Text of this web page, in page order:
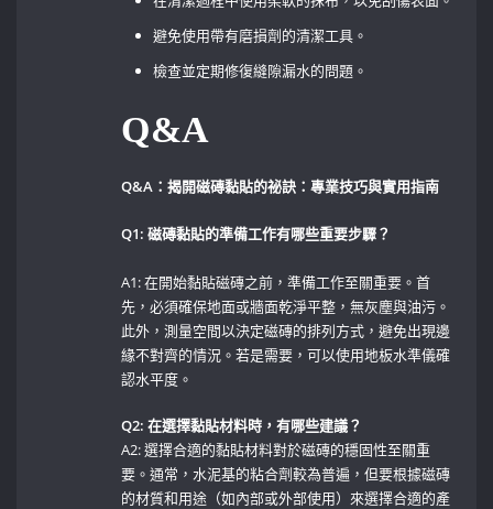
避免使用帶有磨損劑的清潔工具。
檢查並定期修復縫隙漏水的問題。
Q&A
Q&A：揭開磁磚黏貼的祕訣：專業技巧與實用指南
Q1: 磁磚黏貼的準備工作有哪些重要步驟？
A1: 在開始黏貼磁磚之前，準備工作至關重要。首
先，必須確保地面或牆面乾淨平整，無灰塵與油污。
此外，測量空間以決定磁磚的排列方式，避免出現邊
緣不對齊的情況。若是需要，可以使用地板水準儀確
認水平度。
Q2: 在選擇黏貼材料時，有哪些建議？
A2: 選擇合適的黏貼材料對於磁磚的穩固性至關重
要。通常，水泥基的粘合劑較為普遍，但要根據磁磚
的材質和用途（如內部或外部使用）來選擇合適的產